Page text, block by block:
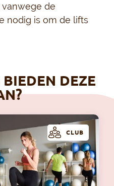
de
nodig is om de lifts
DEZE
CLUB